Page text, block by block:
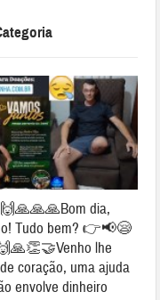
dia,
Tudo bem? 👉📢😪
lhe
coração, uma ajuda
envolve dinheiro